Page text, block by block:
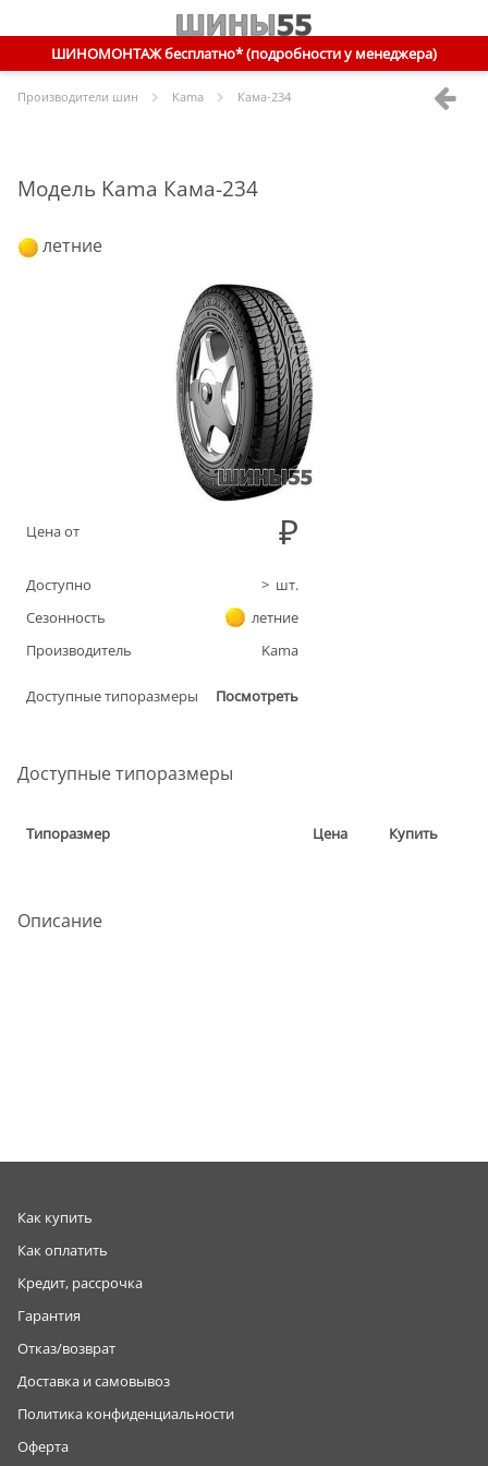
ШИНОМОНТАЖ бесплатно* (подробности у менеджера)
Производители шин Kama Кама-234
Модель Kama Кама-234
летние
Цена от
Доступно > шт.
Сезонность
летние
Производитель
Kama
Доступные типоразмеры Посмотреть
Доступные типоразмеры
Типоразмер Цена Купить
Описание
Как купить
Как оплатить
Кредит, рассрочка
Гарантия
Отказ/возврат
Доставка и самовывоз
Политика конфиденциальности
Оферта